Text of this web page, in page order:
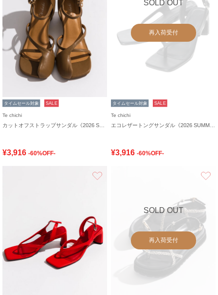
タイムセール対象 SALE
Te chichi
¥3,916 -60%OFF-
SOLD OUT
再入荷受付
タイムセール対象 SALE
Te chichi
¥3,916 -60%OFF-
SOLD OUT
再入荷受付